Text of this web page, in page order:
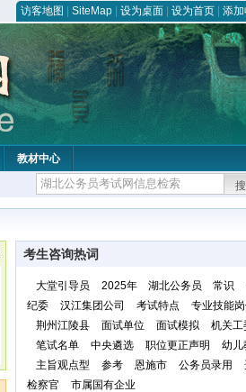
访客地图 SiteMap 设为桌面 设为首页 添
教材中心
考生咨询热词
大堂引导员 2025年 湖北公务员 常识
纪委
汉江集团公司 考试特点
专业技能
荆州江陵县
面试单位 面试模拟
机关工
笔试名单
中央遴选 职位更正声明
幼儿
主旨观点型
参考 恩施市 公务员录用
检察官
市属国有企业